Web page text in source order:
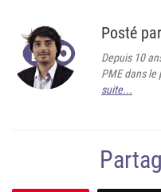
Posté par
Depuis 10
PME dans le
suite...